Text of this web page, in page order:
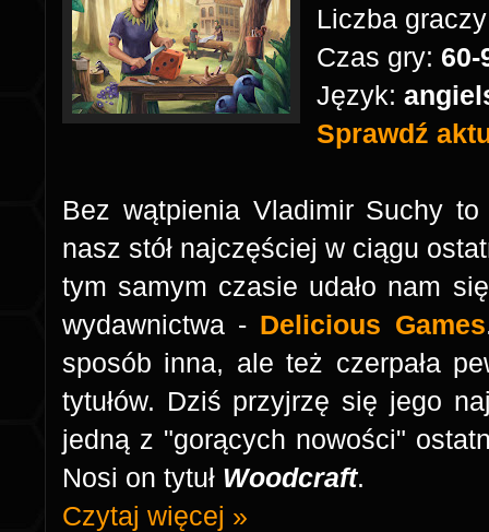
Liczba
Czas gry:
Język:
Sprawdź
Bez wątpienia Vladimir Suchy
nasz stół najczęściej w ciągu
tym samym czasie udało nam
wydawnictwa - Delicious Games
sposób inna, ale też czerpała
tytułów. Dziś przyjrzę się jego
jedną z "gorących nowości"
Nosi on tytuł Woodcraft.
Czytaj więcej »